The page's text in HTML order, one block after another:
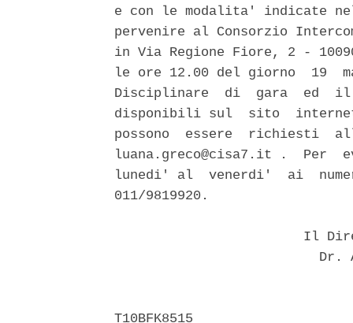
e con le modalita' indicate
pervenire al Consorzio
in Via Regione Fiore, 2 -
le ore 12.00 del giorno  19
Disciplinare  di  gara  ed  il
disponibili sul  sito  internet
possono  essere  richiesti
luana.greco@cisa7.it .  Per
lunedi' al  venerdi'  ai
011/9819920.
Il